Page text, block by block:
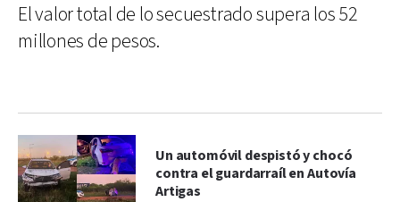
El valor total de lo secuestrado supera los 52
millones de pesos.
Un automóvil despistó y chocó
contra el guardarraíl en Autovía
Artigas